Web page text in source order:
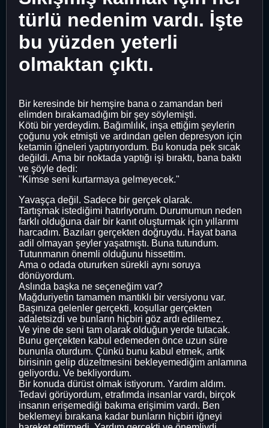
türlü nedenim vardı. İşte
bu yüzden yeterli
olmaktan çıktı.
Bir keresinde bir hemşire bana o zamandan beri
elimden bırakamadığım bir şey söylemişti.
Kötü bir yerdeydim. Bağımlılık, inşa ettiğim şeylerin
çoğunu yok etmişti ve ardından gelen depresyon için
ketamin iğneleri yaptırıyordum. Bu konuda pek sıcak
değildi. Ama bir noktada yaptığı işi bıraktı, bana baktı
ve şöyle dedi:
"Kimse seni kurtarmaya gelmeyecek."
Yavaşça değil. Sadece bir gerçek olarak.
Tartışmak istediğimi hatırlıyorum. Durumumun neden
farklı olduğuna dair bir kanıt oluşturmak için yıllarımı
harcadım. Bazıları gerçekten doğruydu. Hayat bana
adil olmayan şeyler yaşatmıştı. Buna tutundum.
Tutunmanın önemli olduğunu hissettim.
Ama o odada otururken sürekli aynı soruya
dönüyordum.
Aslında başka ne seçeneğim var?
Mağduriyetin tamamen mantıklı bir versiyonu var.
Başınıza gelenler gerçekti, koşullar gerçekten
adaletsizdi ve bunların hiçbiri göz ardı edilemez.
Ve yine de seni tam olarak olduğun yerde tutacak.
Bunu gerçekten kabul edemeden önce uzun süre
bununla oturdum. Çünkü bunu kabul etmek, artık
birisinin gelip düzeltmesini bekleyemediğim anlamına
geliyordu. Ve bekliyordum.
Bir konuda dürüst olmak istiyorum. Yardım aldım.
Tedavi görüyordum, etrafımda insanlar vardı, birçok
insanın erişemediği bakıma erişimim vardı. Ben
beklemeyi bırakana kadar bunların hiçbiri iğneyi